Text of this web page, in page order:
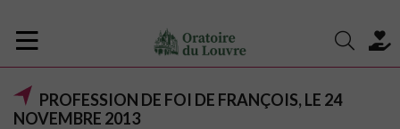
PROFESSION DE FOI DE FRANÇOIS, LE 24
NOVEMBRE 2013